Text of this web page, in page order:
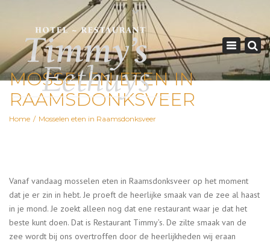
Geopend van Zaterdag: 17.00 - 22.00 uur
0162-512570
info@timmys.nl
Toggle
navigation
MOSSELEN ETEN IN
RAAMSDONKSVEER
Home Mosselen eten in Raamsdonksveer
Vanaf vandaag mosselen eten in Raamsdonksveer op het moment
dat je er zin in hebt. Je proeft de heerlijke smaak van de zee al haast
in je mond. Je zoekt alleen nog dat ene restaurant waar je dat het
beste kunt doen. Dat is Restaurant Timmy’s. De zilte smaak van de
zee wordt bij ons overtroffen door de heerlijkheden wij eraan